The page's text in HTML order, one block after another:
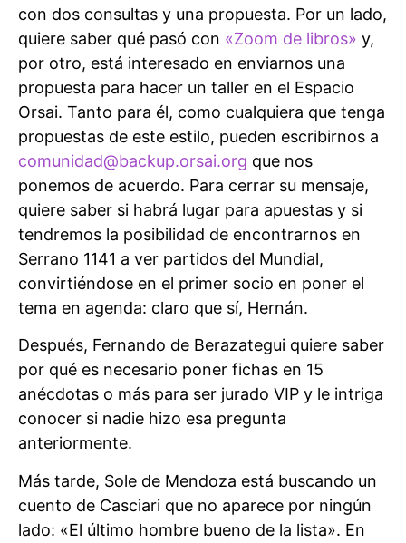
con dos consultas y una propuesta. Por un lado,
quiere saber qué pasó con «Zoom de libros» y,
por otro, está interesado en enviarnos una
propuesta para hacer un taller en el Espacio
Orsai. Tanto para él, como cualquiera que tenga
propuestas de este estilo, pueden escribirnos a
comunidad@backup.orsai.org que nos
ponemos de acuerdo. Para cerrar su mensaje,
quiere saber si habrá lugar para apuestas y si
tendremos la posibilidad de encontrarnos en
Serrano 1141 a ver partidos del Mundial,
convirtiéndose en el primer socio en poner el
tema en agenda: claro que sí, Hernán.
Después, Fernando de Berazategui quiere saber
por qué es necesario poner fichas en 15
anécdotas o más para ser jurado VIP y le intriga
conocer si nadie hizo esa pregunta
anteriormente.
Más tarde, Sole de Mendoza está buscando un
cuento de Casciari que no aparece por ningún
lado: «El último hombre bueno de la lista». En